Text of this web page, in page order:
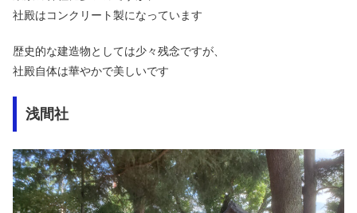
社殿はコンクリート製になっています
歴史的な建造物としては少々残念ですが、
社殿自体は華やかで美しいです
浅間社